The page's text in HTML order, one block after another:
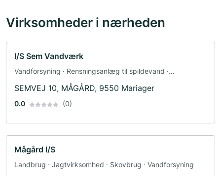
Virksomheder i nærheden
I/S Sem Vandværk
Vandforsyning · Rensningsanlæg til spildevand ·
Bortskaffelse · Renoveringer
SEMVEJ 10, MÅGÅRD, 9550 Mariager
0.0 (0)
Mågård I/S
Landbrug · Jagtvirksomhed · Skovbrug · Vandforsyning